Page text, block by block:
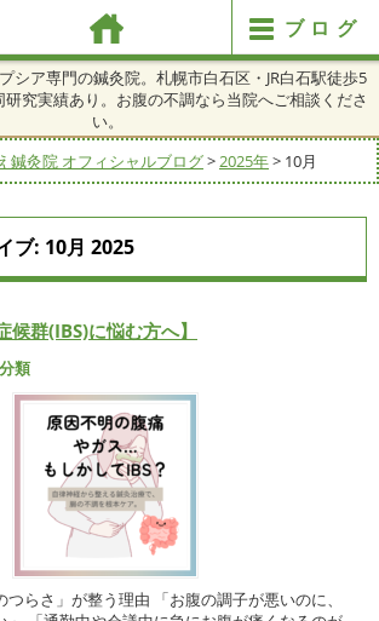
ブログ
シア専門の鍼灸院。札幌市白石区・JR白石駅徒歩5
究実績あり。お腹の不調なら当院へご相談くださ
い。
鍼灸院 オフィシャルブログ>2025年> 10月
ブ: 10月 2025
候群(IBS)に悩む方へ】
類
らさ」が整う理由 「お腹の調子が悪いのに、